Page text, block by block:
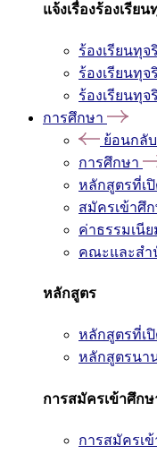
แจ้งเรื่องร้องเรียน
ร้องเรียนทุ
ร้องเรียนทุ
ร้องเรียนทุ
การศึกษา
ย้อนกลับ
การศึกษา
หลักสูตรที่เ
สมัครเข้าศึก
ค่าธรรมเนี
คณะและสำ
หลักสูตร
หลักสูตรที่เ
หลักสูตรนา
การสมัครเข้าศึกษ
การสมัครเ